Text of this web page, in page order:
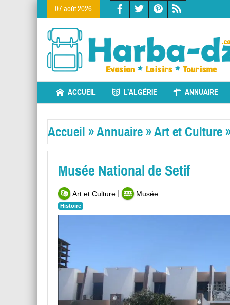
07 août 2026
ACCUEIL L’ALGÉRIE ANNUAIRE
Accueil »Annuaire »Art et Culture
Musée National de Setif
Art et Culture | Musée
Histoire